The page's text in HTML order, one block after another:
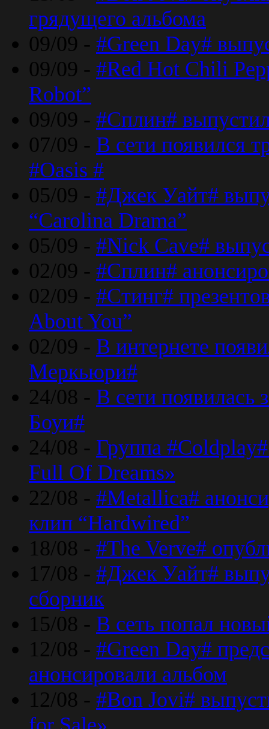
грядущего альбома
09/09 - #Green Day#
09/09 - #Red Hot Chili
Robot”
09/09 - #Сплин#
07/09 - В сети появился
#Oasis #
05/09 - #Джек Уайт#
“Carolina Drama”
05/09 - #Nick Cave#
02/09 - #Сплин#
02/09 - #Стинг#
About You”
02/09 - В интернете
Меркьюри#
24/08 - В сети появилась
Боуи#
24/08 - Группа
Full Of Dreams»
22/08 - #Metallica#
клип “Hardwired”
18/08 - #The Verve#
17/08 - #Джек Уайт#
сборник
15/08 - В сеть попал
12/08 - #Green Day#
анонсировали альбом
12/08 - #Bon Jovi#